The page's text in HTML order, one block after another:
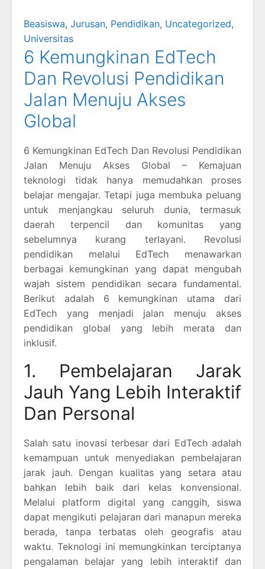
Beasiswa, Jurusan, Pendidikan, Uncategorized,
Universitas
6 Kemungkinan EdTech
Dan Revolusi Pendidikan
Jalan Menuju Akses
Global
6 Kemungkinan EdTech Dan Revolusi Pendidikan
Jalan Menuju Akses Global – Kemajuan
teknologi tidak hanya memudahkan proses
belajar mengajar. Tetapi juga membuka peluang
untuk menjangkau seluruh dunia, termasuk
daerah terpencil dan komunitas yang
sebelumnya kurang terlayani. Revolusi
pendidikan melalui EdTech menawarkan
berbagai kemungkinan yang dapat mengubah
wajah sistem pendidikan secara fundamental.
Berikut adalah 6 kemungkinan utama dari
EdTech yang menjadi jalan menuju akses
pendidikan global yang lebih merata dan
inklusif.
1. Pembelajaran Jarak
Jauh Yang Lebih Interaktif
Dan Personal
Salah satu inovasi terbesar dari EdTech adalah
kemampuan untuk menyediakan pembelajaran
jarak jauh. Dengan kualitas yang setara atau
bahkan lebih baik dari kelas konvensional.
Melalui platform digital yang canggih, siswa
dapat mengikuti pelajaran dari manapun mereka
berada, tanpa terbatas oleh geografis atau
waktu. Teknologi ini memungkinkan terciptanya
pengalaman belajar yang lebih interaktif dan